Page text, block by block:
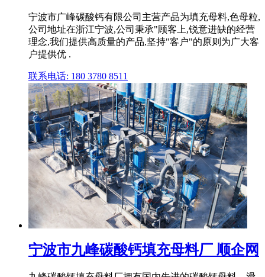
宁波市广峰碳酸钙有限公司主营产品为填充母料,色母粒,
公司地址在浙江宁波,公司秉承"顾客上,锐意进缺的经营
理念,我们提供高质量的产品,坚持"客户"的原则为广大客
户提供优 .
联系电话: 180 3780 8511
宁波市九峰碳酸钙填充母料厂 顺企网